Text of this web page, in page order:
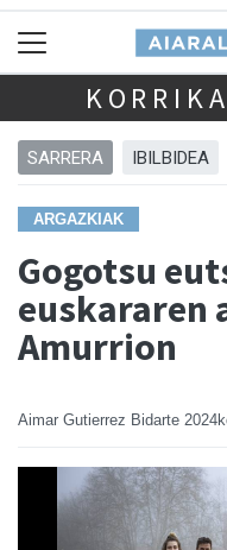
SARRERA IBILBIDEA
ARGAZKIAK
Gogotsu
euskararen
Amurrion
Aimar Gutierrez Bidarte